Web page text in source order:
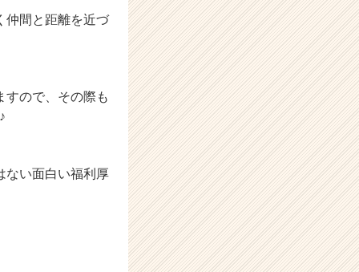
仲間と距離を近づ
すので、その際も
ない面白い福利厚